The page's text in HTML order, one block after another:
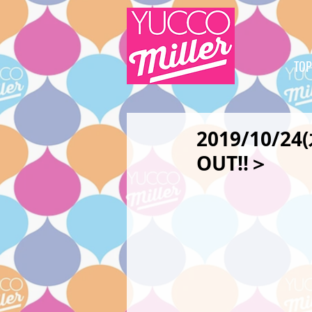
2019/10/
OUT!!＞